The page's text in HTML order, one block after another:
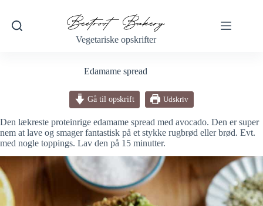
indhold
Vegetariske opskrifter
Edamame spread
Gå til opskrift Udskriv
Den lækreste proteinrige edamame spread med avocado. Den er super
nem at lave og smager fantastisk på et stykke rugbrød eller brød. Evt.
med nogle toppings. Lav den på 15 minutter.